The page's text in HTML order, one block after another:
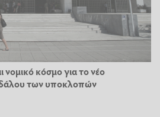
κόσμο για το νέο
των υποκλοπών